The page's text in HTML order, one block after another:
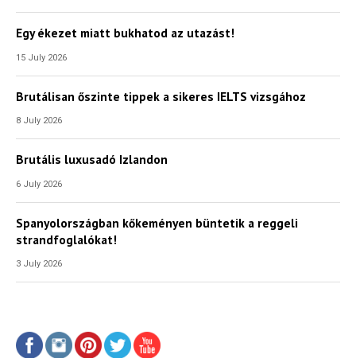
Egy ékezet miatt bukhatod az utazást!
15 July 2026
Brutálisan őszinte tippek a sikeres IELTS vizsgához
8 July 2026
Brutális luxusadó Izlandon
6 July 2026
Spanyolországban kőkeményen büntetik a reggeli
strandfoglalókat!
3 July 2026